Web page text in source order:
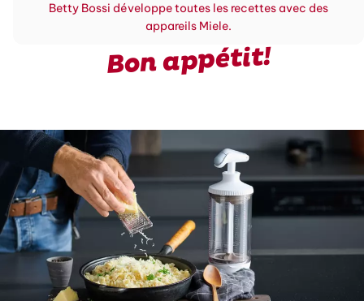
Betty Bossi développe toutes les recettes avec des
appareils Miele.
Bon appétit!